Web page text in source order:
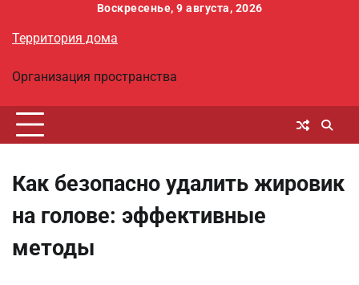
содержимому
Воскресенье, 9 августа, 2026
Территория дома
Организация пространства
Как безопасно удалить жировик
на голове: эффективные
методы